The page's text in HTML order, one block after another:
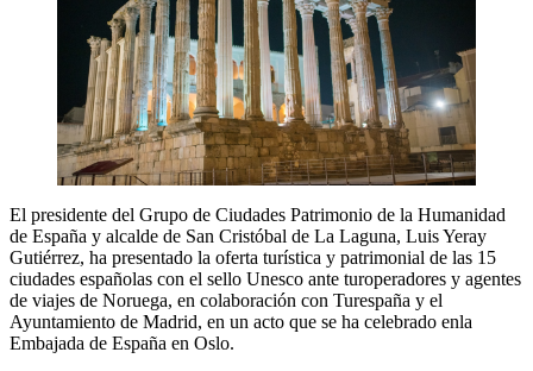
El presidente del Grupo de Ciudades Patrimonio de la Humanidad
de España y alcalde de San Cristóbal de La Laguna, Luis Yeray
Gutiérrez, ha presentado la oferta turística y patrimonial de las 15
ciudades españolas con el sello Unesco ante turoperadores y agentes
de viajes de Noruega, en colaboración con Turespaña y el
Ayuntamiento de Madrid, en un acto que se ha celebrado enla
Embajada de España en Oslo.